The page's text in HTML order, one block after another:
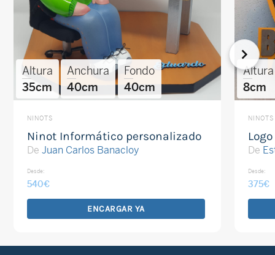
Altura
35cm
Anchura
40cm
Fondo
40cm
NINOTS
Ninot Informático personalizado
De Juan Carlos Banacloy
Desde:
540€
ENCARGAR YA
Altura
8cm
NINOTS
De
Desde:
375€